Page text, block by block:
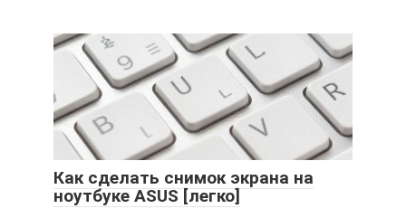
Как сделать снимок экрана на
ноутбуке ASUS [легко]